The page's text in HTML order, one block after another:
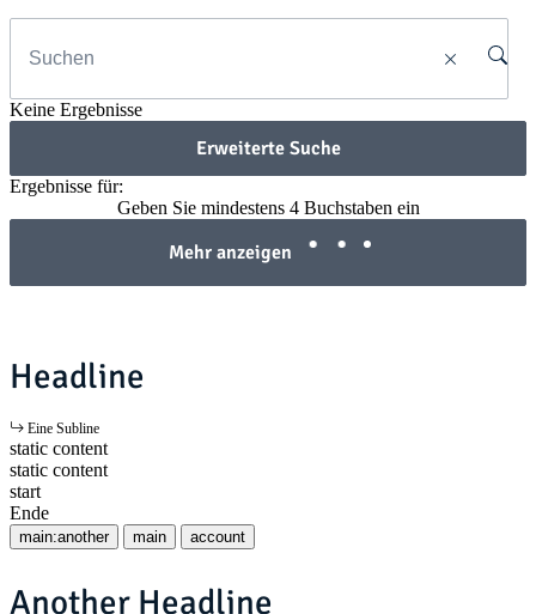
Keine Ergebnisse
Erweiterte Suche
Ergebnisse für:
Geben Sie mindestens 4 Buchstaben ein
Mehr anzeigen
Headline
Eine Subline
static content
static content
start
Ende
main:another main account
Another Headline